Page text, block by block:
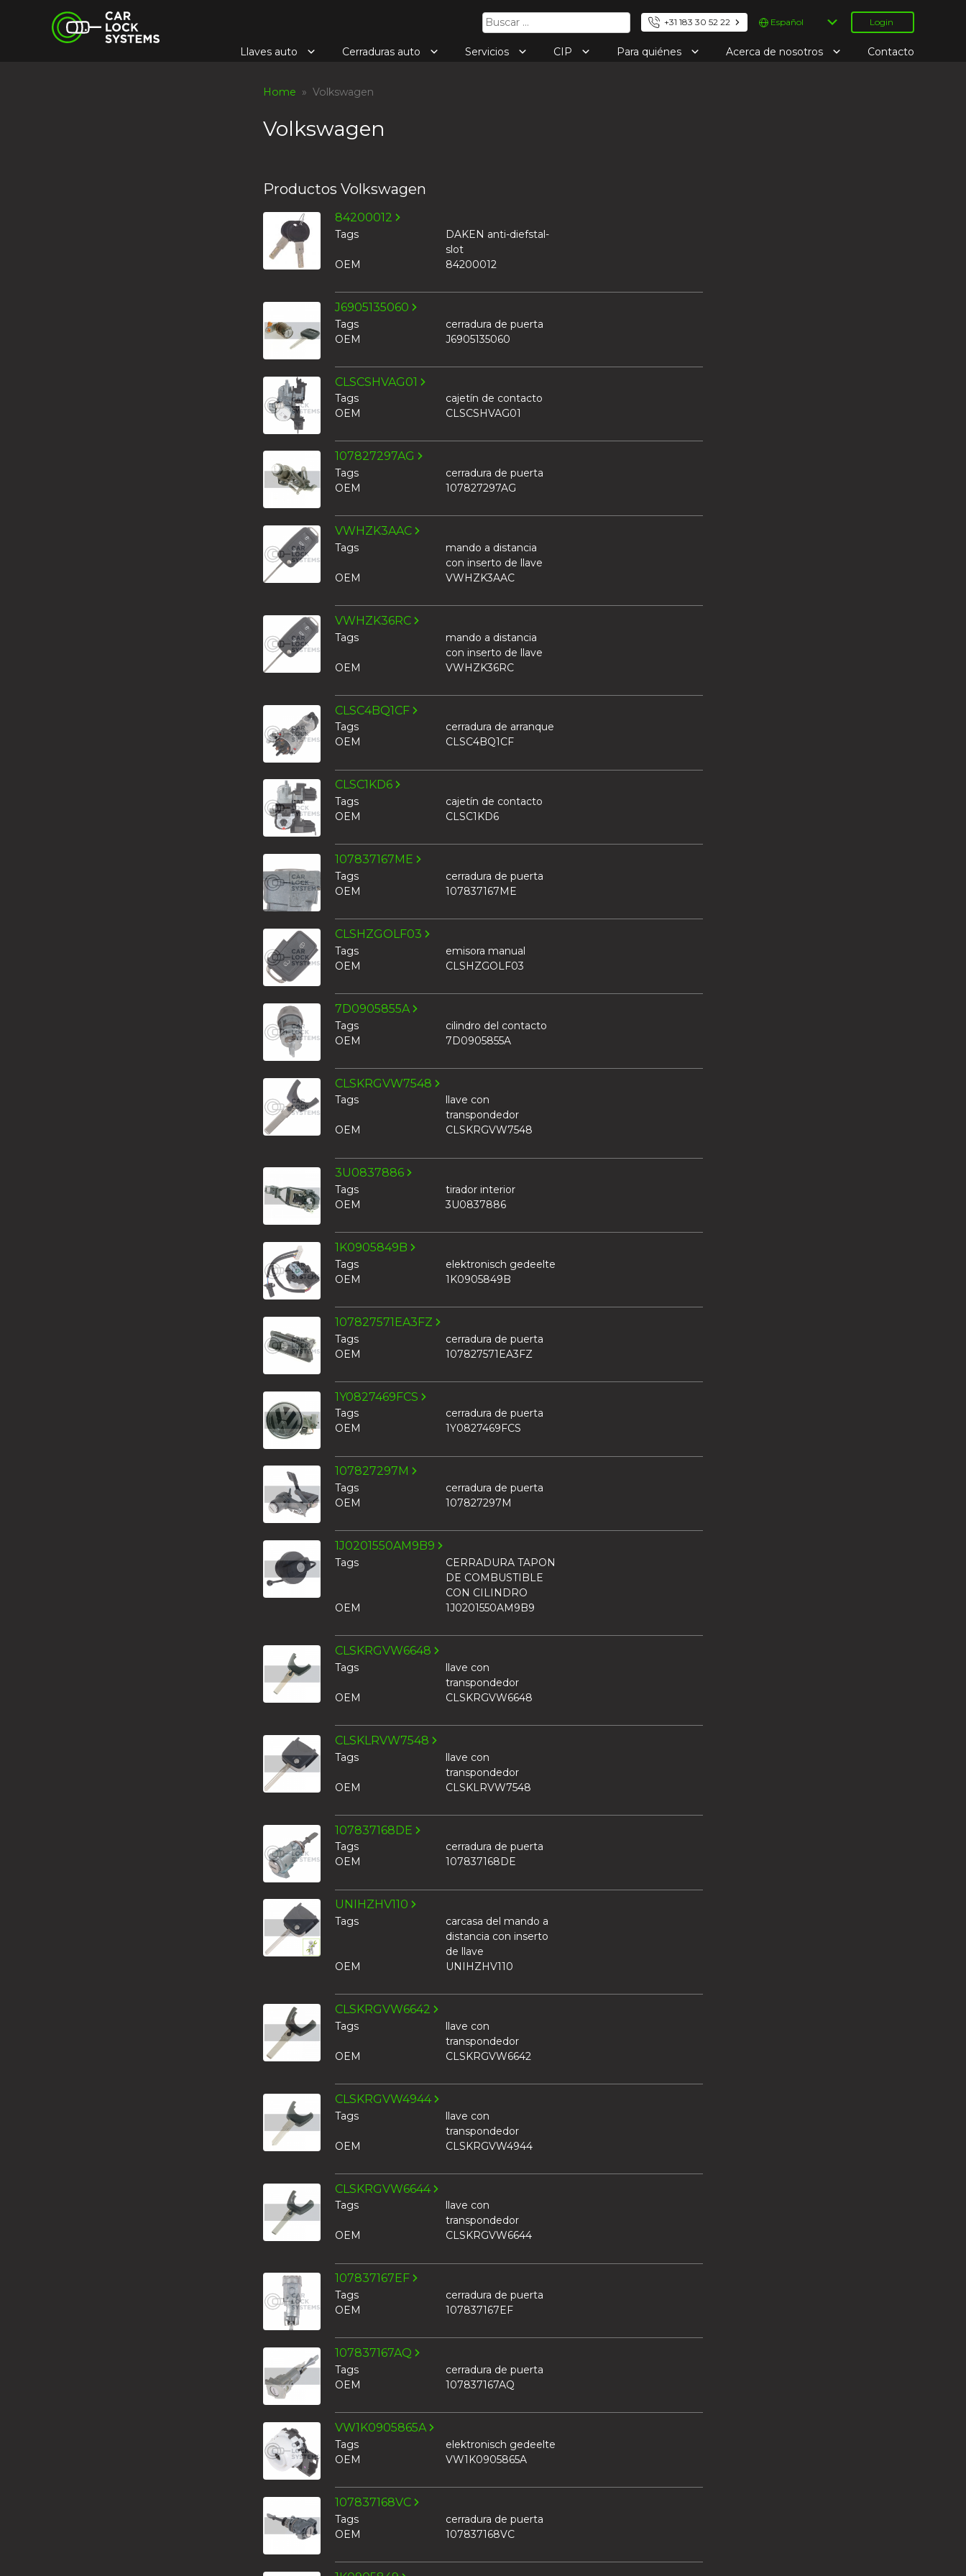
Car Lock Systems Buscar: +31 183 30 52 22
Elegir
un
idioma
Login
Llaves auto Cerraduras auto Servicios CIP Para quiénes Acerca de nosotros Contacto
Home » Volkswagen
Volkswagen
Productos Volkswagen
84200012
Tags
DAKEN anti-diefstal-
slot
OEM
84200012
J6905135060
Tags
cerradura de puerta
OEM
J6905135060
CLSCSHVAG01
Tags
cajetín de contacto
OEM
CLSCSHVAG01
107827297AG
Tags
cerradura de puerta
OEM
107827297AG
VWHZK3AAC
Tags
mando a distancia
con inserto de llave
OEM
VWHZK3AAC
VWHZK36RC
Tags
mando a distancia
con inserto de llave
OEM
VWHZK36RC
CLSC4BQ1CF
Tags
cerradura de arranque
OEM
CLSC4BQ1CF
CLSC1KD6
Tags
cajetín de contacto
OEM
CLSC1KD6
107837167ME
Tags
cerradura de puerta
OEM
107837167ME
CLSHZGOLF03
Tags
emisora manual
OEM
CLSHZGOLF03
7D0905855A
Tags
cilindro del contacto
OEM
7D0905855A
CLSKRGVW7548
Tags
llave con
transpondedor
OEM
CLSKRGVW7548
3U0837886
Tags
tirador interior
OEM
3U0837886
1K0905849B
Tags
elektronisch gedeelte
OEM
1K0905849B
107827571EA3FZ
Tags
cerradura de puerta
OEM
107827571EA3FZ
1Y0827469FCS
Tags
cerradura de puerta
OEM
1Y0827469FCS
107827297M
Tags
cerradura de puerta
OEM
107827297M
1J0201550AM9B9
Tags
CERRADURA TAPON
DE COMBUSTIBLE
CON CILINDRO
OEM
1J0201550AM9B9
CLSKRGVW6648
Tags
llave con
transpondedor
OEM
CLSKRGVW6648
CLSKLRVW7548
Tags
llave con
transpondedor
OEM
CLSKLRVW7548
107837168DE
Tags
cerradura de puerta
OEM
107837168DE
UNIHZHV110
Tags
carcasa del mando a
distancia con inserto
de llave
OEM
UNIHZHV110
CLSKRGVW6642
Tags
llave con
transpondedor
OEM
CLSKRGVW6642
CLSKRGVW4944
Tags
llave con
transpondedor
OEM
CLSKRGVW4944
CLSKRGVW6644
Tags
llave con
transpondedor
OEM
CLSKRGVW6644
107837167EF
Tags
cerradura de puerta
OEM
107837167EF
107837167AQ
Tags
cerradura de puerta
OEM
107837167AQ
VW1K0905865A
Tags
elektronisch gedeelte
OEM
VW1K0905865A
107837168VC
Tags
cerradura de puerta
OEM
107837168VC